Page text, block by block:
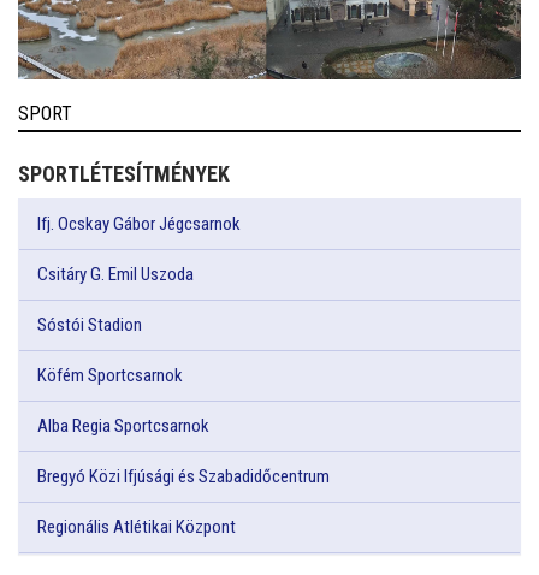
SPORT
SPORTLÉTESÍTMÉNYEK
Ifj. Ocskay Gábor Jégcsarnok
Csitáry G. Emil Uszoda
Sóstói Stadion
Köfém Sportcsarnok
Alba Regia Sportcsarnok
Bregyó Közi Ifjúsági és Szabadidőcentrum
Regionális Atlétikai Központ